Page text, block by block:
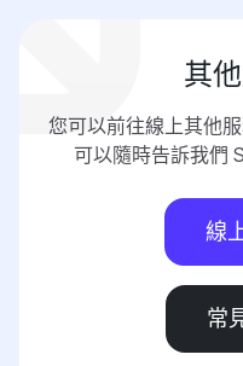
其
您可以前往線上其他
可以隨時告訴我們
線
常